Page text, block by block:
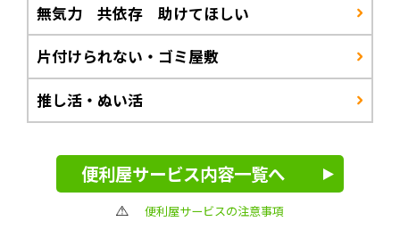
無気力 共依存 助けてほしい
片付けられない・ゴミ屋敷
推し活・ぬい活
便利屋サービス内容一覧へ
便利屋サービスの注意事項